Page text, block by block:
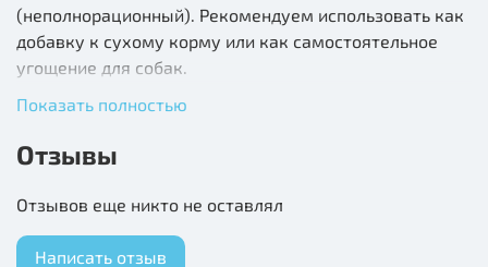
(неполнорационный). Рекомендуем использовать как
добавку к сухому корму или как самостоятельное
угощение для собак.
Состав:
бульон из утки, глюкоза, гуаровая камедь,
витамины (А, D3, E, B1, B2, B3 B6, B12, D-биотин, D-
пантотенат кальция, фолиевая кислота, C). Возможны
остаточные следы: говядины, курицы, кролика,
субпродуктов.
Показать полностью
Отзывы
Отзывов еще никто не оставлял
Написать отзыв